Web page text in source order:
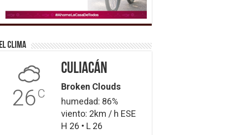
El Clima
26C
Culiacán
Broken Clouds
humedad: 86%
viento: 2km / h ESE
H 26 • L 26